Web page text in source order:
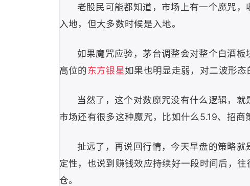
老股民可能都知道，市场上有一个魔咒
入地，但大多数时候是入地。
如果魔咒应验，茅台调整会对整个白酒
高位的东方银星如果也明显走弱，对二波形态
当然了，这个对数魔咒没有什么逻辑，
市场还有很多这种魔咒，比如什么5.19、招商
扯远了，再说回行情，今天早盘的策略
定性，也说到赚钱效应持续好一段时间后，
仓。